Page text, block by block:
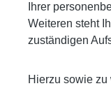
Ihrer
Weiteren steht
zuständigen
Hierzu sowie